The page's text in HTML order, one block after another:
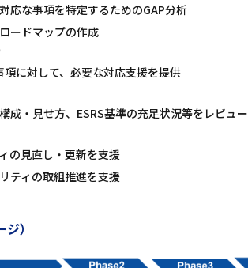
応な事項を特定するためのGAP分析
ードマップの作成
に対して、必要な対応支援を提供
成・見せ方、ESRS基準の充足状況等をレビュー
の見直し・更新を支援
ティの取組推進を支援
）